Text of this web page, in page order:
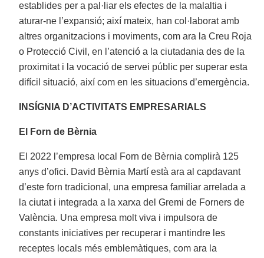
establides per a pal·liar els efectes de la malaltia i
aturar-ne l’expansió; així mateix, han col·laborat amb
altres organitzacions i moviments, com ara la Creu Roja
o Protecció Civil, en l’atenció a la ciutadania des de la
proximitat i la vocació de servei públic per superar esta
difícil situació, així com en les situacions d’emergència.
INSÍGNIA D’ACTIVITATS EMPRESARIALS
El Forn de Bèrnia
El 2022 l’empresa local Forn de Bèrnia complirà 125
anys d’ofici. David Bèrnia Martí està ara al capdavant
d’este forn tradicional, una empresa familiar arrelada a
la ciutat i integrada a la xarxa del Gremi de Forners de
València. Una empresa molt viva i impulsora de
constants iniciatives per recuperar i mantindre les
receptes locals més emblemàtiques, com ara la